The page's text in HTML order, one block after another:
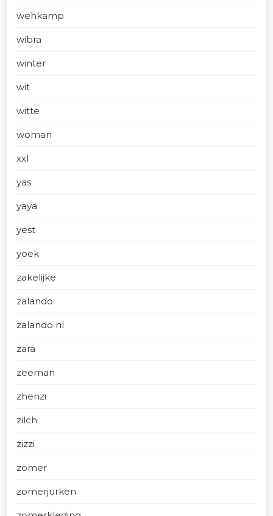
wehkamp
wibra
winter
wit
witte
woman
xxl
yas
yaya
yest
yoek
zakelijke
zalando
zalando nl
zara
zeeman
zhenzi
zilch
zizzi
zomer
zomerjurken